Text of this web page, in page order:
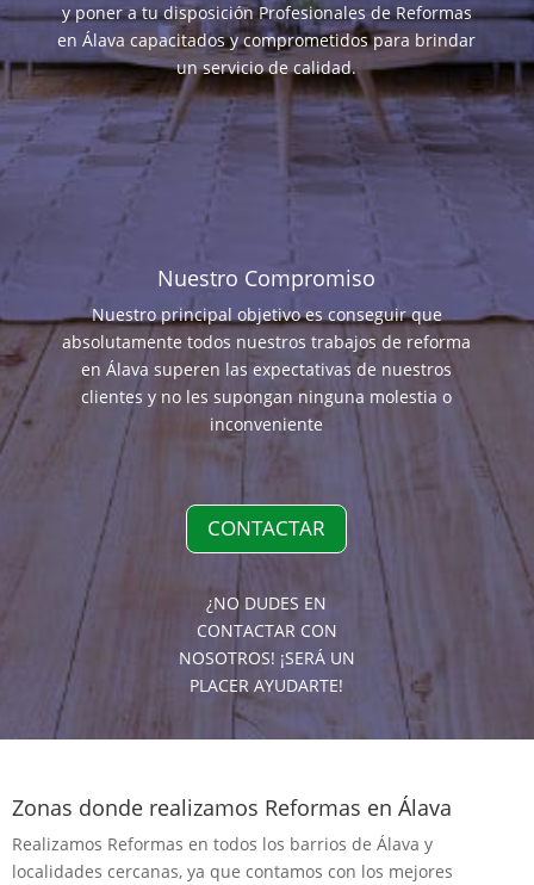
y poner a tu disposición Profesionales de Reformas
en Álava capacitados y comprometidos para brindar
un servicio de calidad.
Nuestro Compromiso
Nuestro principal objetivo es conseguir que
absolutamente todos nuestros trabajos de reforma
en Álava superen las expectativas de nuestros
clientes y no les supongan ninguna molestia o
inconveniente
CONTACTAR
¿NO DUDES EN
CONTACTAR CON
NOSOTROS! ¡SERÁ UN
PLACER AYUDARTE!
Zonas donde realizamos Reformas en Álava
Realizamos Reformas en todos los barrios de Álava y
localidades cercanas, ya que contamos con los mejores